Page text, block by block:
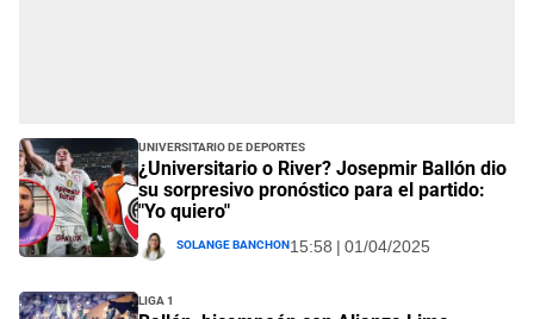
Universitario de Deportes
¿Universitario o River? Josepmir Ballón dio
su sorpresivo pronóstico para el partido:
"Yo quiero"
Solange Banchon15:58 | 01/04/2025
Liga 1